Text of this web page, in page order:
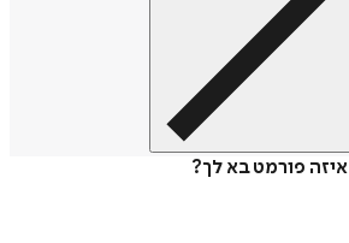
איזה פורמט בא לך?